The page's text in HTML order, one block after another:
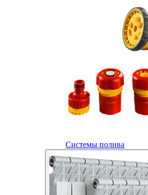
Системы полива